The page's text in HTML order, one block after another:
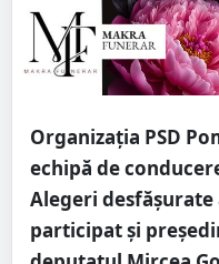
Organizația PSD
echipă de
Alegeri desfășurate
participat și